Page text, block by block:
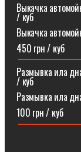
Выкачка
/ куб
Выкачка
450 грн / куб
Размывка ила
/ куб
Размывка ила
100 грн / куб